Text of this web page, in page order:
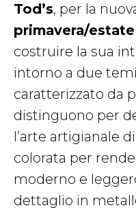
Tod’s, per la
primavera/
costruire la sua
intorno a due
caratterizzato da
distinguono per
l’arte artigianale
colorata per
moderno e
dettaglio in